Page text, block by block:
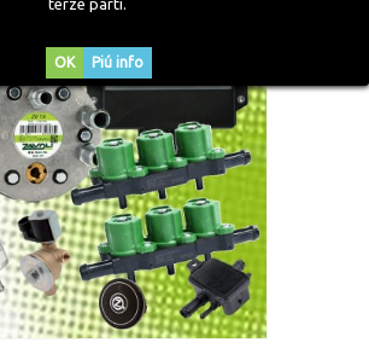
terze parti.
OK Piú info